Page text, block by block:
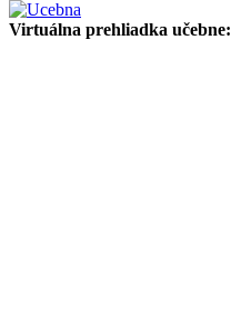
Virtuálna prehliadka učebne: